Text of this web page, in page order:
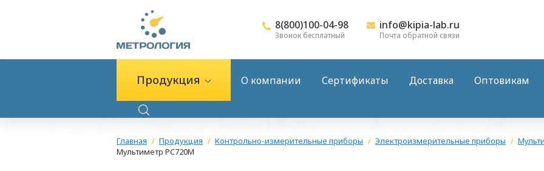
8(800)100-04-98
Звонок бесплатный
info@kipia-lab.ru
Почта обратной связи
Продукция О компании Сертификаты Доставка Оптовикам
Главная Продукция Контрольно-измерительные приборы Электроизмерительные приборы
Мультиметр PC720M